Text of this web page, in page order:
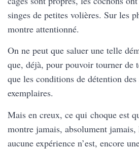
singes de petites volières. Sur les
montre attentionné.
On ne peut que saluer une telle
que, déjà, pour pouvoir tourner de
que les conditions de détention
exemplaires.
Mais en creux, ce qui choque est
montre jamais, absolument
aucune expérience n’est, encore